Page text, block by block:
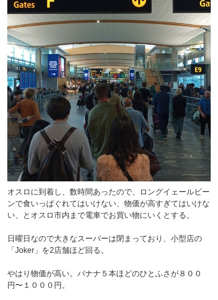
オスロに到着し、数時間あったので、ロングイェールビー
ンで食いっぱぐれてはいけない、物価が高すぎてはいけな
い、とオスロ市内まで電車でお買い物にいくとする。
日曜日なので大きなスーパーは閉まっており、小型店の
「Joker」を2店舗ほど回る。
やはり物価が高い。バナナ５本ほどのひとふさが８００
円〜１０００円。